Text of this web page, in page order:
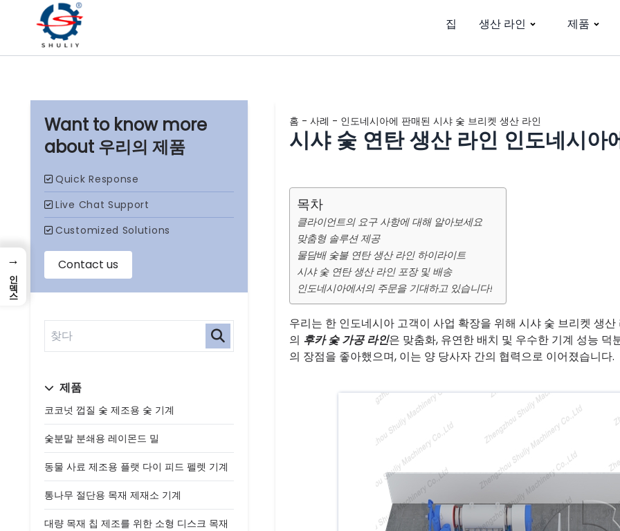
집 생산 라인 제품
우리의 제품
제품
코코넛 껍질 숯 제조용 숯 기계
숯분말 분쇄용 레이몬드 밀
동물 사료 제조용 플랫 다이 피드 펠렛 기계
통나무 절단용 목재 제재소 기계
대량 목재 칩 제조를 위한 소형 디스크 목재
홈 - 사례 - 인도네시아에 판매된 시샤 숯 브리켓 생산 라인
시샤 숯 연탄 생산 라인 인도네시아
목차
클라이언트의 요구 사항에 대해 알아보세요
맞춤형 솔루션 제공
물담배 숯불 연탄 생산 라인 하이라이트
시샤 숯 연탄 생산 라인 포장 및 배송
인도네시아에서의 주문을 기대하고 있습니다!
우리는 한 인도네시아 고객이 사업 확장을 위해 시샤 숯 브리켓 생
의 후카 숯 가공 라인은 맞춤화, 유연한 배치 및 우수한 기계 성능
의 장점을 좋아했으며, 이는 양 당사자 간의 협력으로 이어졌습니다.
→
인덱스